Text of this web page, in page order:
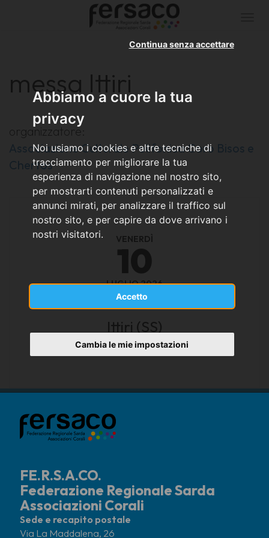
Abbiamo a cuore la tua
privacy
Noi usiamo i cookies e altre tecniche di
tracciamento per migliorare la tua
esperienza di navigazione nel nostro sito,
per mostrarti contenuti personalizzati e
annunci mirati, per analizzare il traffico sul
nostro sito, e per capire da dove arrivano i
nostri visitatori.
Accetto
Continua senza accettare
Cambia le mie impostazioni
messa Ittiri
organizzatore:
Associazione Culturale Polifonica Coro Bisos e
Chertos
VENERDÌ
10
LUGLIO 2026
Ittiri (SS)
chiesa
FE.R.S.A.CO.
Federazione Regionale Sarda
Associazioni Corali
Sede e recapito postale
Via La Maddalena, 26